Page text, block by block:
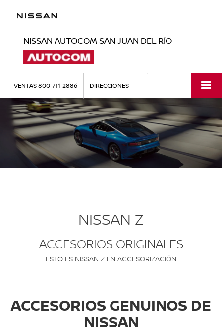
NISSAN AUTOCOM SAN JUAN DEL RÍO
VENTAS800-711-2886 DIRECCIONES
NISSAN Z
ACCESORIOS ORIGINALES
ESTO ES NISSAN Z EN ACCESORIZACIÓN
ACCESORIOS GENUINOS DE
NISSAN